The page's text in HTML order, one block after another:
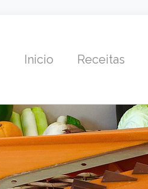
Inicio Receitas